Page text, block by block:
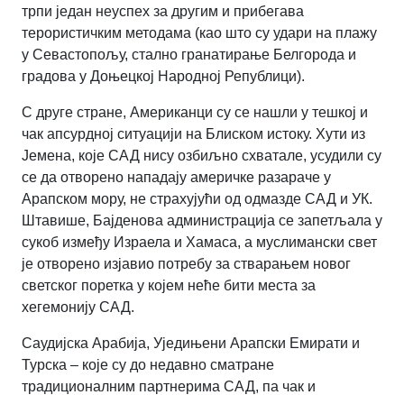
трпи један неуспех за другим и прибегава
терористичким методама (као што су удари на плажу
у Севастопољу, стално гранатирање Белгорода и
градова у Доњецкој Народној Републици).
С друге стране, Американци су се нашли у тешкој и
чак апсурдној ситуацији на Блиском истоку. Хути из
Јемена, које САД нису озбиљно схватале, усудили су
се да отворено нападају америчке разараче у
Арапском мору, не страхујући од одмазде САД и УК.
Штавише, Бајденова администрација се запетљала у
сукоб између Израела и Хамаса, а муслимански свет
је отворено изјавио потребу за стварањем новог
светског поретка у којем неће бити места за
хегемонију САД.
Саудијска Арабија, Уједињени Арапски Емирати и
Турска – које су до недавно сматране
традиционалним партнерима САД, па чак и